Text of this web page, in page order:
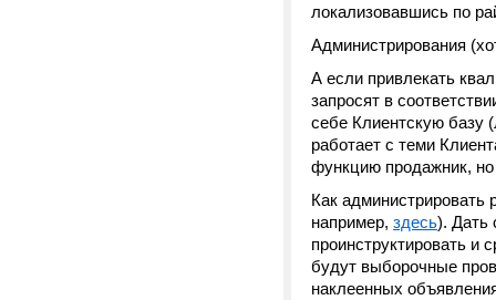
локализовавшись по
Администрирования
А если привлекать
запросят в
себе Клиентскую базу
работает с теми
функцию продажник, но
Как
например, здесь). Дать
проинструктировать и
будут выборочные
наклеенных